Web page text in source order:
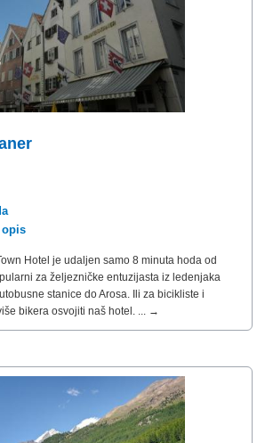
opis
Hotel je udaljen samo 8 minuta hoda od
za željezničke entuzijasta iz ledenjaka
stanice do Arosa. Ili za bicikliste i
bikera osvojiti naš hotel. ... →